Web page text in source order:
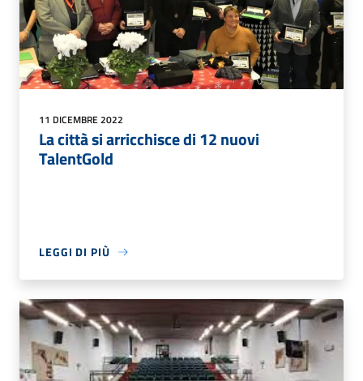
11 DICEMBRE 2022
La città si arricchisce di 12 nuovi
TalentGold
LEGGI DI PIÙ